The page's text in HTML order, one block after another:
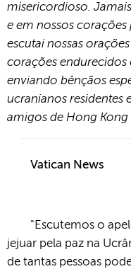
misericordioso.
e em nossos
escutai nossas
corações endurecidos
enviando bênçãos
ucranianos residentes
amigos de Hong Kong
Vatican News
"Escutemos o
jejuar pela paz na
de tantas pessoas